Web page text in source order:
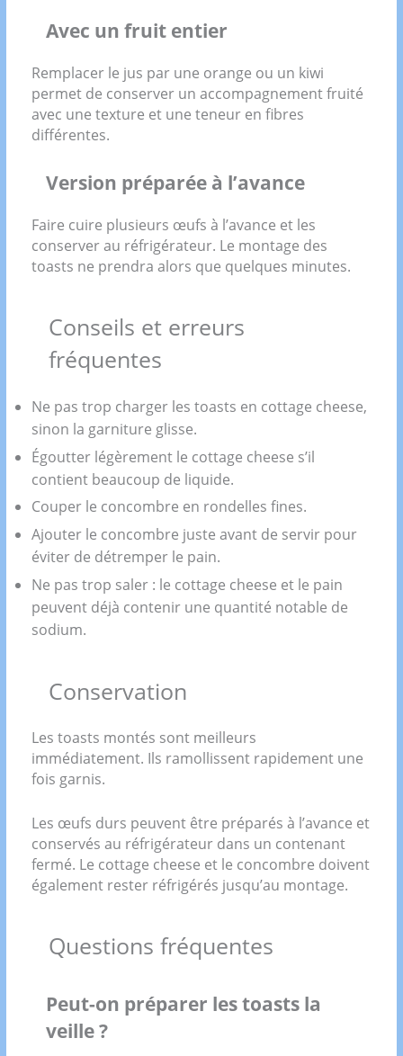
Avec un fruit entier
Remplacer le jus par une orange ou un kiwi
permet de conserver un accompagnement fruité
avec une texture et une teneur en fibres
différentes.
Version préparée à l’avance
Faire cuire plusieurs œufs à l’avance et les
conserver au réfrigérateur. Le montage des
toasts ne prendra alors que quelques minutes.
Conseils et erreurs
fréquentes
Ne pas trop charger les toasts en cottage cheese,
sinon la garniture glisse.
Égoutter légèrement le cottage cheese s’il
contient beaucoup de liquide.
Couper le concombre en rondelles fines.
Ajouter le concombre juste avant de servir pour
éviter de détremper le pain.
Ne pas trop saler : le cottage cheese et le pain
peuvent déjà contenir une quantité notable de
sodium.
Conservation
Les toasts montés sont meilleurs
immédiatement. Ils ramollissent rapidement une
fois garnis.
Les œufs durs peuvent être préparés à l’avance et
conservés au réfrigérateur dans un contenant
fermé. Le cottage cheese et le concombre doivent
également rester réfrigérés jusqu’au montage.
Questions fréquentes
Peut-on préparer les toasts la
veille ?